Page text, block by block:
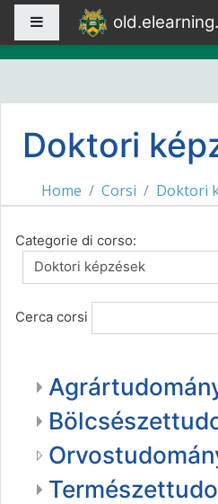
Vai al contenuto principale
Pannello laterale
Doktori
Home Corsi Doktori
Categorie di corso:
Cerca corsi